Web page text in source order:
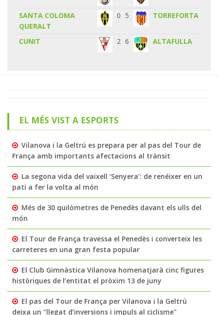
SANTA COLOMA
QUERALT
0 5 TORREFORTA
CUNIT 2 6 ALTAFULLA
EL MÉS VIST A ESPORTS
Vilanova i la Geltrú es prepara per al pas del Tour de
França amb importants afectacions al trànsit
La segona vida del vaixell ‘Senyera’: de renéixer en un
pati a fer la volta al món
Més de 30 quilòmetres de Penedès davant els ulls del
món
El Tour de França travessa el Penedès i converteix les
carreteres en una gran festa popular
El Club Gimnàstica Vilanova homenatjarà cinc figures
històriques de l’entitat el pròxim 13 de juny
El pas del Tour de França per Vilanova i la Geltrú
deixa un "llegat d’inversions i impuls al ciclisme"